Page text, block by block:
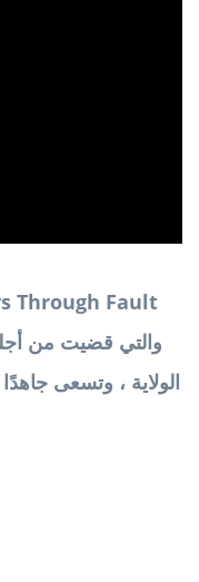
الولاية ، وتسعى